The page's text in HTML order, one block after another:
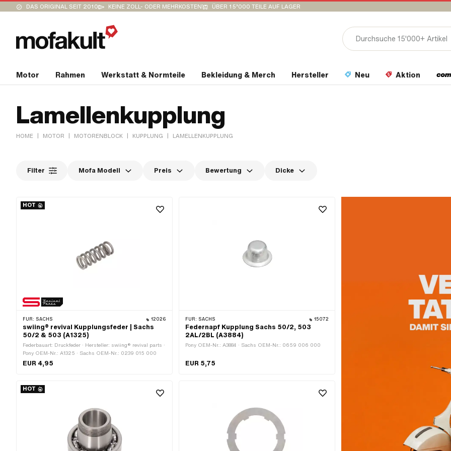
DAS ORIGINAL SEIT 2010 KEINE ZOLL- ODER MEHRKOSTEN ÜBER 15’000 TEILE AUF LAGER
Motor Rahmen Werkstatt & Normteile Bekleidung & Merch Hersteller Neu Aktion
Lamellenkupplung
HOME | MOTOR | MOTORENBLOCK | KUPPLUNG | LAMELLENKUPPLUNG
Filter Mofa Modell Preis Bewertung Dicke
HOT
FÜR: SACHS 12026
swiing® revival Kupplungsfeder | Sachs
50/2 & 503 (A1325)
Federbauart: Druckfeder · Hersteller: swiing® revival parts ·
Pony OEM-Nr.: A1325 · Sachs OEM-Nr.: 0239 015 000
EUR 4,95
FÜR: SACHS 15072
Federnapf Kupplung Sachs 50/2, 503
2AL/2BL (A3884)
Pony OEM-Nr.: A3884 · Sachs OEM-Nr.: 0659 006 000
EUR 5,75
HOT